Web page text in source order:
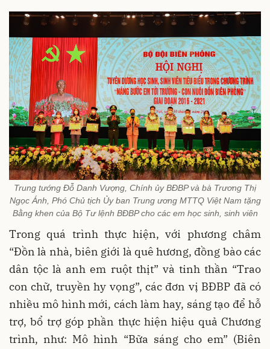
Trung tướng Đỗ Danh Vượng, Chính ủy BĐBP và bà Trương Thị
Ngọc Ánh, Phó Chủ tịch Ủy ban Trung ương MTTQ Việt Nam tặng
Bằng khen của Bộ Tư lệnh BĐBP cho các em học sinh, sinh viên
Trong quá trình thực hiện, với phương châm
“Đồn là nhà, biên giới là quê hương, đồng bào các
dân tộc là anh em ruột thịt” và tinh thần “Trao
con chữ, truyền hy vọng”, các đơn vị BĐBP đã có
nhiều mô hình mới, cách làm hay, sáng tạo để hỗ
trợ, bổ trợ góp phần thực hiện hiệu quả Chương
trình, như: Mô hình “Bữa sáng cho em” (Biên